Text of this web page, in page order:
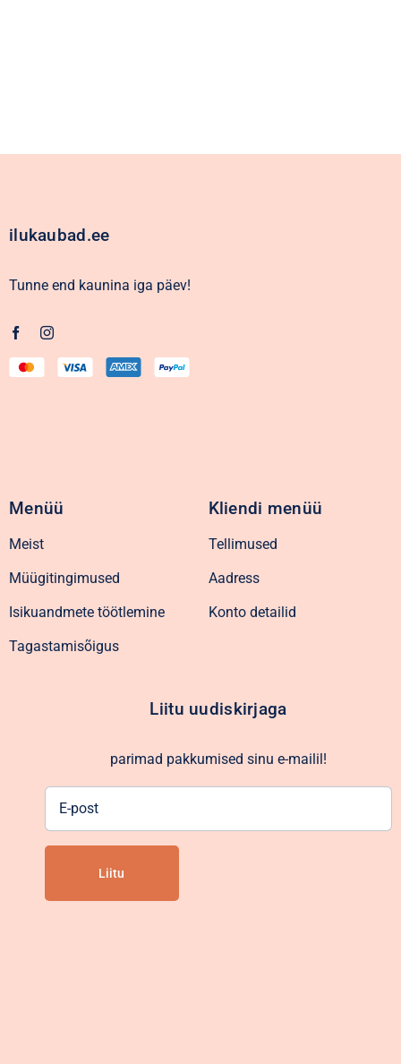
ilukaubad.ee
Tunne end kaunina iga päev!
Menüü
Meist
Müügitingimused
Isikuandmete töötlemine
Tagastamisõigus
Kliendi menüü
Tellimused
Aadress
Konto detailid
Liitu uudiskirjaga
parimad pakkumised sinu e-mailil!